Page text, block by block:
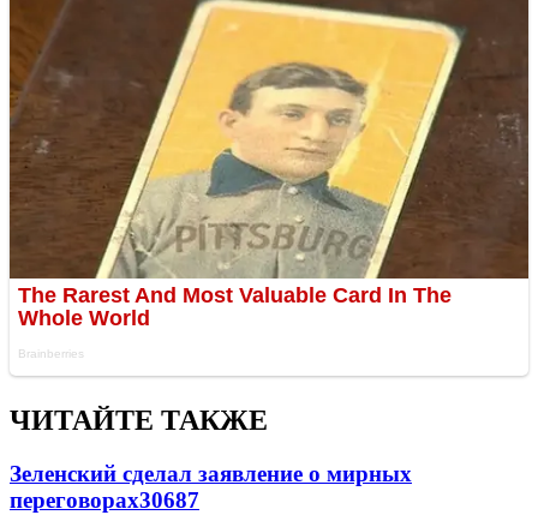
ЧИТАЙТЕ ТАКЖЕ
Зеленский сделал заявление о мирных
переговорах30687